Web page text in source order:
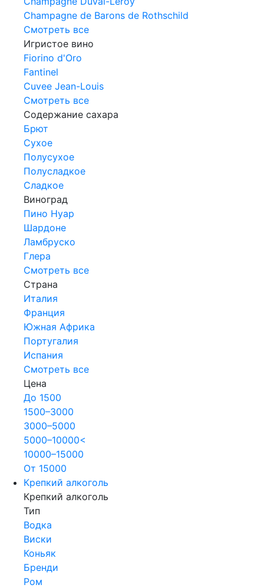
Champagne de Barons de Rothschild
Смотреть все
Игристое вино
Fiorino d'Oro
Fantinel
Cuvee Jean-Louis
Смотреть все
Содержание сахара
Брют
Сухое
Полусухое
Полусладкое
Сладкое
Виноград
Пино Нуар
Шардоне
Ламбруско
Глера
Смотреть все
Страна
Италия
Франция
Южная Африка
Португалия
Испания
Смотреть все
Цена
До 1500
1500–3000
3000–5000
5000–10000<
10000–15000
От 15000
Крепкий алкоголь
Крепкий алкоголь
Тип
Водка
Виски
Коньяк
Бренди
Ром